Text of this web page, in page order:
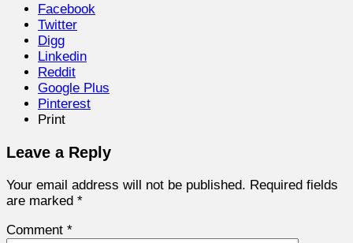
Facebook
Twitter
Digg
Linkedin
Reddit
Google Plus
Pinterest
Print
Leave a Reply
Your email address will not be published. Required fields
are marked *
Comment *